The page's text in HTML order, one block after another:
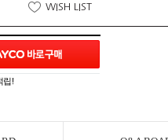
WISH LIST
립!